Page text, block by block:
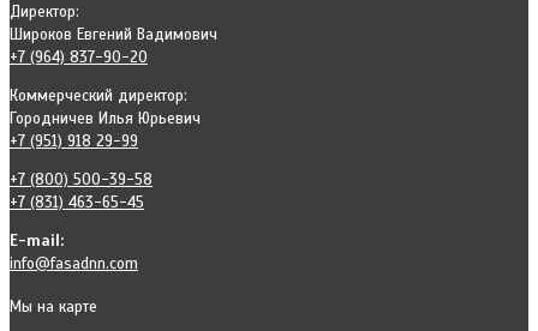
Директор:
Широков Евгений Вадимович
+7 (964) 837-90-20
Коммерческий директор:
Городничев Илья Юрьевич
+7 (951) 918 29-99
+7 (800) 500-39-58
+7 (831) 463-65-45
E-mail:
info@fasadnn.com
Мы на карте